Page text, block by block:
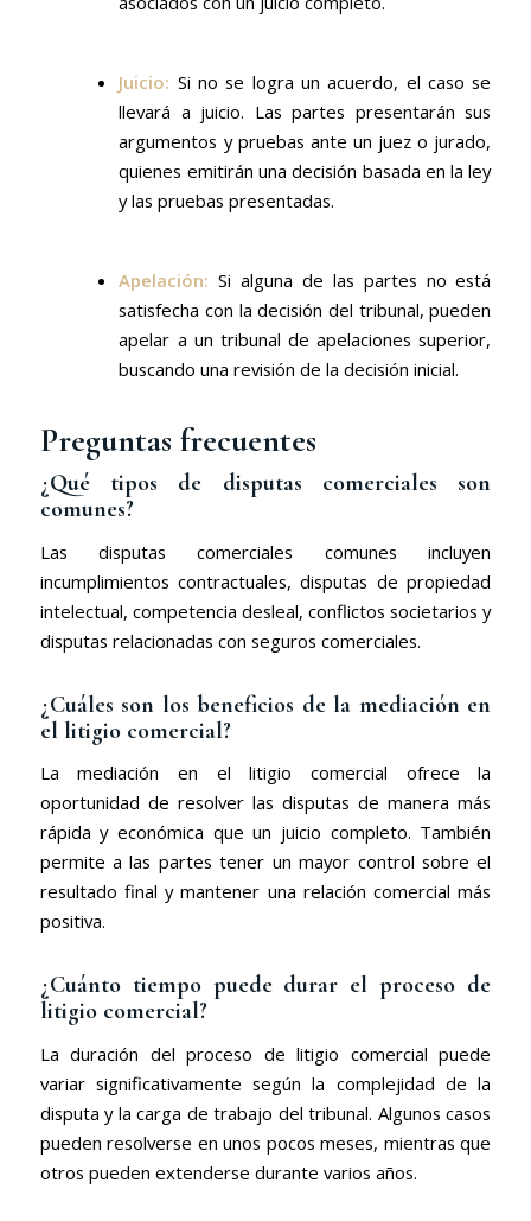
Juicio: Si no se logra un acuerdo, el caso se
llevará a juicio. Las partes presentarán sus
argumentos y pruebas ante un juez o jurado,
quienes emitirán una decisión basada en la ley
y las pruebas presentadas.
Apelación: Si alguna de las partes no está
satisfecha con la decisión del tribunal, pueden
apelar a un tribunal de apelaciones superior,
buscando una revisión de la decisión inicial.
Preguntas frecuentes
¿Qué tipos de disputas comerciales son
comunes?
Las disputas comerciales comunes incluyen
incumplimientos contractuales, disputas de propiedad
intelectual, competencia desleal, conflictos societarios y
disputas relacionadas con seguros comerciales.
¿Cuáles son los beneficios de la mediación en
el litigio comercial?
La mediación en el litigio comercial ofrece la
oportunidad de resolver las disputas de manera más
rápida y económica que un juicio completo. También
permite a las partes tener un mayor control sobre el
resultado final y mantener una relación comercial más
positiva.
¿Cuánto tiempo puede durar el proceso de
litigio comercial?
La duración del proceso de litigio comercial puede
variar significativamente según la complejidad de la
disputa y la carga de trabajo del tribunal. Algunos casos
pueden resolverse en unos pocos meses, mientras que
otros pueden extenderse durante varios años.